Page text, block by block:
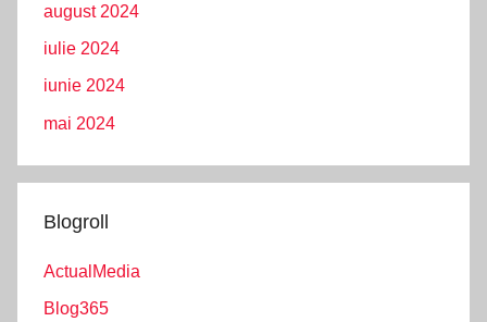
august 2024
iulie 2024
iunie 2024
mai 2024
Blogroll
ActualMedia
Blog365